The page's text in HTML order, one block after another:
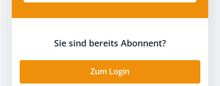
Sie sind bereits Abonnent?
Zum Login